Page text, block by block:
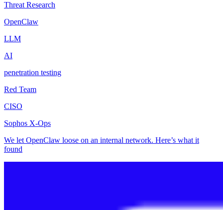
Threat Research
OpenClaw
LLM
AI
penetration testing
Red Team
CISO
Sophos X-Ops
We let OpenClaw loose on an internal network. Here’s what it
found